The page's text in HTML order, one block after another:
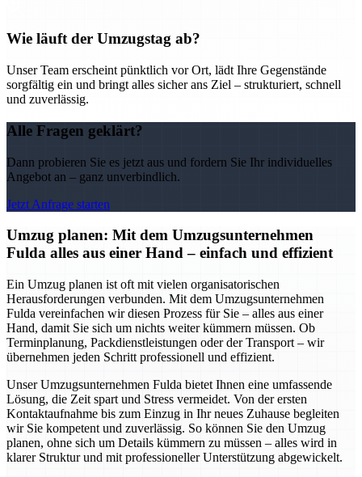
Wie läuft der Umzugstag ab?
Unser Team erscheint pünktlich vor Ort, lädt Ihre Gegenstände
sorgfältig ein und bringt alles sicher ans Ziel – strukturiert, schnell
und zuverlässig.
Alle Fragen geklärt?
Dann probieren Sie es jetzt aus und fordern Sie Ihr individuelles
Angebot an – ganz unverbindlich.
Jetzt Anfrage starten
Umzug planen: Mit dem Umzugsunternehmen
Fulda alles aus einer Hand – einfach und effizient
Ein Umzug planen ist oft mit vielen organisatorischen
Herausforderungen verbunden. Mit dem Umzugsunternehmen
Fulda vereinfachen wir diesen Prozess für Sie – alles aus einer
Hand, damit Sie sich um nichts weiter kümmern müssen. Ob
Terminplanung, Packdienstleistungen oder der Transport – wir
übernehmen jeden Schritt professionell und effizient.
Unser Umzugsunternehmen Fulda bietet Ihnen eine umfassende
Lösung, die Zeit spart und Stress vermeidet. Von der ersten
Kontaktaufnahme bis zum Einzug in Ihr neues Zuhause begleiten
wir Sie kompetent und zuverlässig. So können Sie den Umzug
planen, ohne sich um Details kümmern zu müssen – alles wird in
klarer Struktur und mit professioneller Unterstützung abgewickelt.